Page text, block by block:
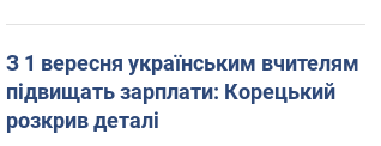
З 1 вересня українським вчителям
підвищать зарплати: Корецький
розкрив деталі